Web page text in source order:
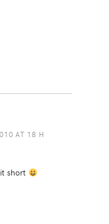
AT 18 H
short